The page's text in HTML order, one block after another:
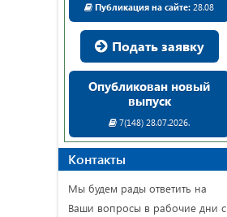
Публикация на сайте: 28.08
Подать заявку
Опубликован новый
выпуск
7(148) 28.07.2026.
Контакты
Мы будем рады ответить на
Ваши вопросы в рабочие дни с